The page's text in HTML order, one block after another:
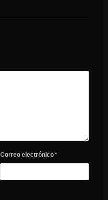
Correo electrónico*